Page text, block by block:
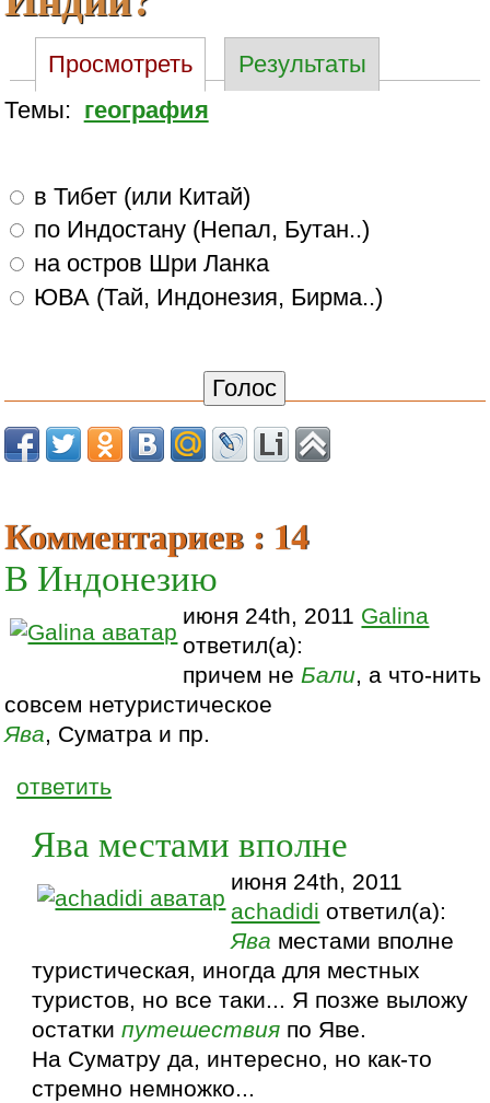
Просмотреть
Результаты
Темы: география
в Тибет (или Китай)
по Индостану (Непал, Бутан..)
на остров Шри Ланка
ЮВА (Тай, Индонезия, Бирма..)
Комментариев : 14
В Индонезию
июня 24th, 2011 Galina
ответил(а):
причем не Бали, а что-нить
совсем нетуристическое
Ява, Суматра и пр.
ответить
Ява местами вполне
июня 24th, 2011
achadidi ответил(а):
Ява местами вполне
туристическая, иногда для местных
туристов, но все таки... Я позже выложу
остаткипутешествия по Яве.
На Суматру да, интересно, но как-то
стремно немножко...